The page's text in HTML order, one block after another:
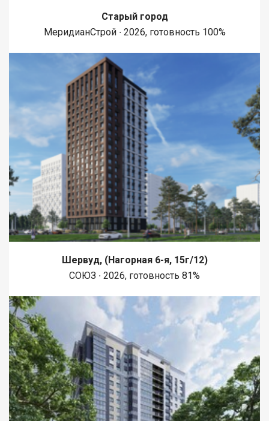
Старый город
МеридианСтрой ∙ 2026, готовность 100%
Шервуд, (Нагорная 6-я, 15г/12)
СОЮЗ ∙ 2026, готовность 81%